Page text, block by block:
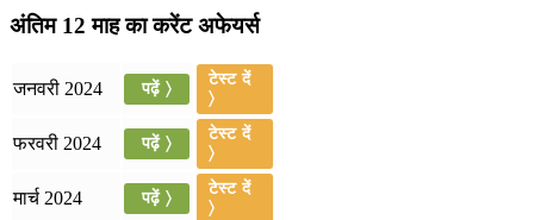
July 31, 2026
📝 डेली करेंट अफेयर्स: 28-31 जुलाई 2026
July 28, 2026
📝 डेली करेंट अफेयर्स: 25-27 जुलाई 2026
July 25, 2026
अंतिम 12 माह का करेंट अफेयर्स
जनवरी 2024 पढ़ें 〉
टेस्ट दें
〉
फरवरी 2024 पढ़ें 〉
टेस्ट दें
〉
मार्च 2024 पढ़ें 〉
टेस्ट दें
〉